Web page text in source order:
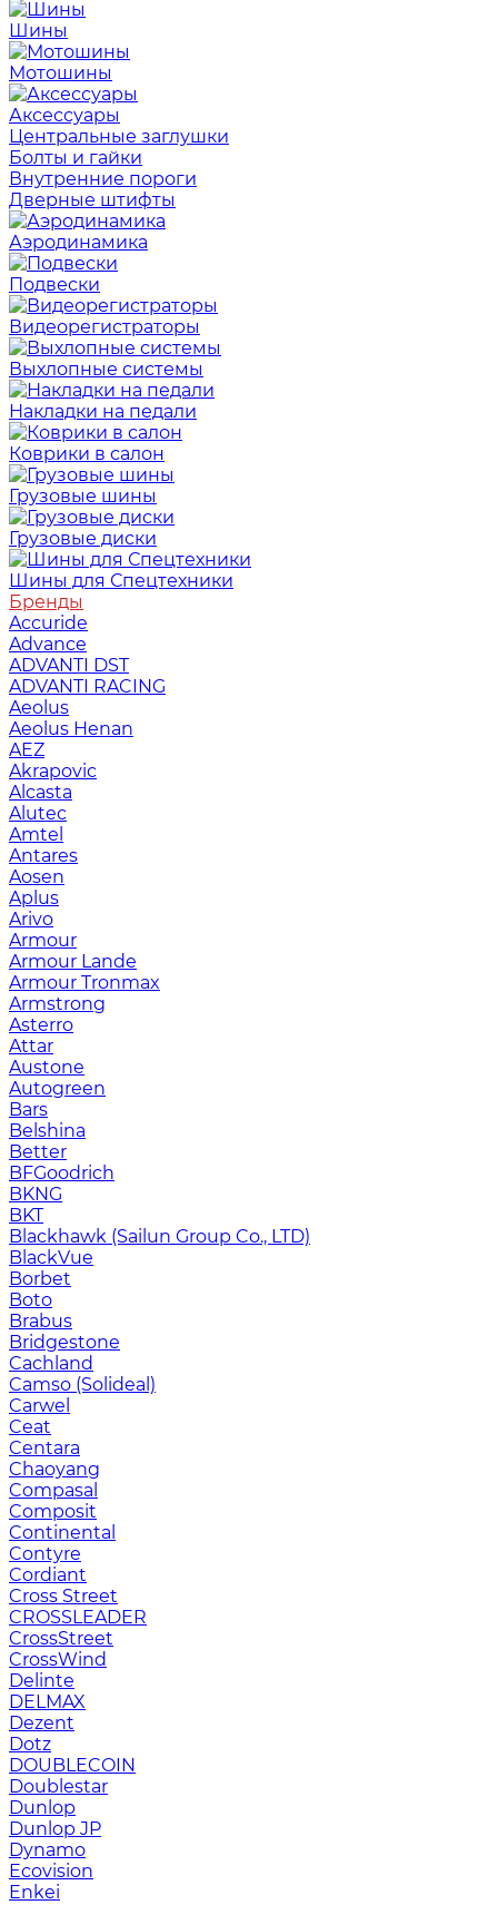
Шины
Мотошины
Аксессуары
Центральные заглушки
Болты и гайки
Внутренние пороги
Дверные штифты
Аэродинамика
Подвески
Видеорегистраторы
Выхлопные системы
Накладки на педали
Коврики в салон
Грузовые шины
Грузовые диски
Шины для Спецтехники
Бренды
Accuride
Advance
ADVANTI DST
ADVANTI RACING
Aeolus
Aeolus Henan
AEZ
Akrapovic
Alcasta
Alutec
Amtel
Antares
Aosen
Aplus
Arivo
Armour
Armour Lande
Armour Tronmax
Armstrong
Asterro
Attar
Austone
Autogreen
Bars
Belshina
Better
BFGoodrich
BKNG
BKT
Blackhawk (Sailun Group Co., LTD)
BlackVue
Borbet
Boto
Brabus
Bridgestone
Cachland
Camso (Solideal)
Carwel
Ceat
Centara
Chaoyang
Compasal
Composit
Continental
Contyre
Cordiant
Cross Street
CROSSLEADER
CrossStreet
CrossWind
Delinte
DELMAX
Dezent
Dotz
DOUBLECOIN
Doublestar
Dunlop
Dunlop JP
Dynamo
Ecovision
Enkei